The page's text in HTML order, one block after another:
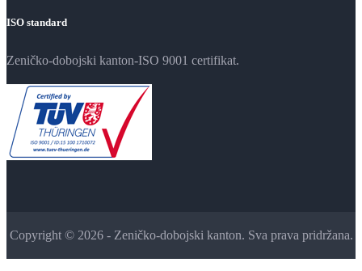
ISO standard
Zeničko-dobojski kanton-ISO 9001 certifikat.
Copyright © 2026 - Zeničko-dobojski kanton. Sva prava pridržana.